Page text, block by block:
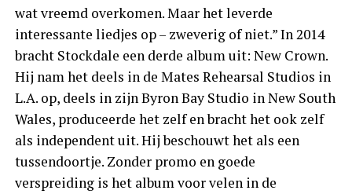
wat vreemd overkomen. Maar het leverde
interessante liedjes op – zweverig of niet.” In 2014
bracht Stockdale een derde album uit: New Crown.
Hij nam het deels in de Mates Rehearsal Studios in
L.A. op, deels in zijn Byron Bay Studio in New South
Wales, produceerde het zelf en bracht het ook zelf
als independent uit. Hij beschouwt het als een
tussendoortje. Zonder promo en goede
verspreiding is het album voor velen in de